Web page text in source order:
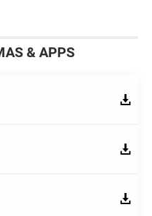
& APPS